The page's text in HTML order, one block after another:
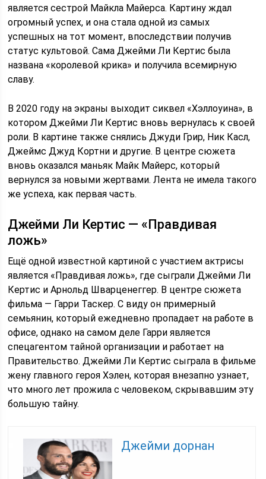
является сестрой Майкла Майерса. Картину ждал
огромный успех, и она стала одной из самых
успешных на тот момент, впоследствии получив
статус культовой. Сама Джейми Ли Кертис была
названа «королевой крика» и получила всемирную
славу.
В 2020 году на экраны выходит сиквел «Хэллоуина», в
котором Джейми Ли Кертис вновь вернулась к своей
роли. В картине также снялись Джуди Грир, Ник Касл,
Джеймс Джуд Кортни и другие. В центре сюжета
вновь оказался маньяк Майк Майерс, который
вернулся за новыми жертвами. Лента не имела такого
же успеха, как первая часть.
Джейми Ли Кертис — «Правдивая
ложь»
Ещё одной известной картиной с участием актрисы
является «Правдивая ложь», где сыграли Джейми Ли
Кертис и Арнольд Шварценеггер. В центре сюжета
фильма — Гарри Таскер. С виду он примерный
семьянин, который ежедневно пропадает на работе в
офисе, однако на самом деле Гарри является
спецагентом тайной организации и работает на
Правительство. Джейми Ли Кертис сыграла в фильме
жену главного героя Хэлен, которая внезапно узнает,
что много лет прожила с человеком, скрывавшим эту
большую тайну.
Джейми дорнан